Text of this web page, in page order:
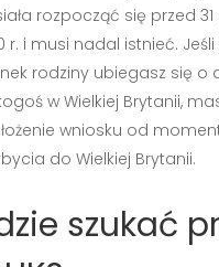
rozpocząć się przed
r. i musi nadal istnieć.
rodziny ubiegasz się o
w Wielkiej Brytanii,
wniosku od
do Wielkiej Brytanii.
szukać